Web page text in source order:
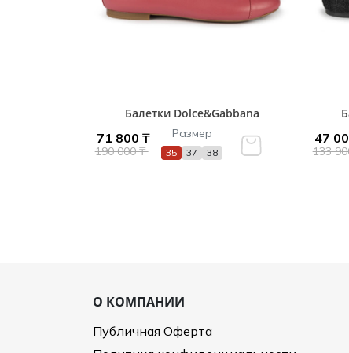
Балетки Dolce&Gabbana
71 800 ₸
190 000 ₸
Размер
35 37 38
47
133
О КОМПАНИИ
Публичная Оферта